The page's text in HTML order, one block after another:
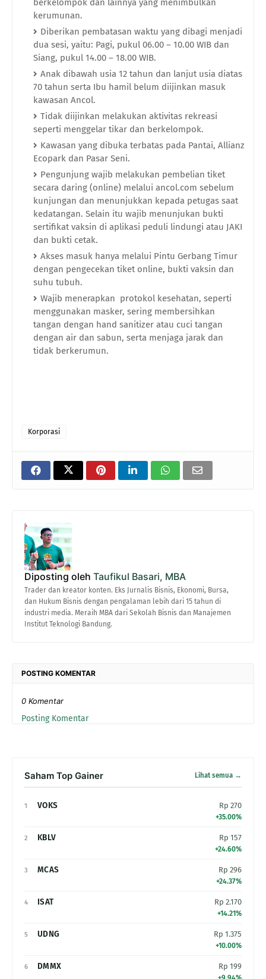
berkelompok dan lainnya yang menimbulkan
kerumunan.
Diberikan pembatasan waktu yang dibagi menjadi
dua sesi, yaitu: Pagi, pukul 06.00 – 10.00 WIB dan
Siang, pukul 14.00 – 18.00 WIB.
Anak dibawah usia 12 tahun dan lanjut usia diatas
70 tahun serta Ibu hamil belum diijinkan masuk
kawasan Ancol.
Tidak diijinkan melakukan aktivitas rekreasi
seperti menggelar tikar dan berkelompok.
Kawasan yang dibuka terbatas pada Pantai, Allianz
Ecopark dan Pasar Seni.
Pengunjung wajib melakukan pembelian tiket
secara daring (online) melalui ancol.com sebelum
kunjungan dan menunjukkan kepada petugas saat
kedatangan. Selain itu wajib menunjukan bukti
sertifikat vaksin di aplikasi peduli lindungi atau JAKI
dan bukti cetak.
Akses masuk hanya melalui Pintu Gerbang Timur
dengan pengecekan tiket online, bukti vaksin dan
suhu tubuh.
Wajib menerapkan protokol kesehatan, seperti
menggunakan masker, sering membersihkan
tangan dengan hand sanitizer atau cuci tangan
dengan air dan sabun, serta menjaga jarak dan
tidak berkerumun.
Korporasi
Diposting oleh Taufikul Basari, MBA
Trader dan kreator konten. Eks Jurnalis Bisnis, Ekonomi, Bursa,
dan Hukum Bisnis dengan pengalaman lebih dari 15 tahun di
industri media. Meraih MBA dari Sekolah Bisnis dan Manajemen
Institut Teknologi Bandung.
POSTING KOMENTAR
0 Komentar
Posting Komentar
Saham Top Gainer Lihat semua →
1 VOKS Rp 270
+35.00%
2 KBLV Rp 157
+24.60%
3 MCAS Rp 296
+24.37%
4 ISAT Rp 2.170
+14.21%
5 UDNG Rp 1.375
+10.00%
6 DMMX Rp 199